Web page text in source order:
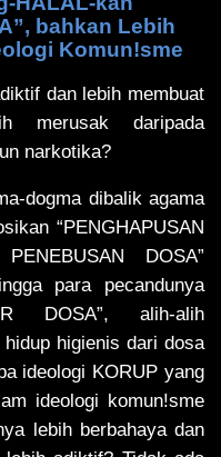
bahkan Lebih
Komun!sme
dan lebih membuat
merusak daripada
narkotika?
dogma dibalik agama
“PENGHAPUSAN
DOSA”
para pecandunya
DOSA”, alih-alih
higienis dari dosa
ideologi KORUP yang
ideologi komun!sme
lebih berbahaya dan